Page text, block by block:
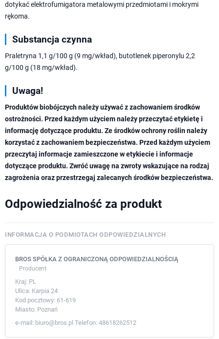
dotykać elektrofumigatora metalowymi przedmiotami i mokrymi
rękoma.
Substancja czynna
Praletryna 1,1 g/100 g (9 mg/wkład), butotlenek piperonylu 2,2
g/100 g (18 mg/wkład).
Uwaga!
Produktów biobójczych należy używać z zachowaniem środków
ostrożności. Przed każdym użyciem należy przeczytać etykietę i
informację dotyczące produktu. Ze środków ochrony roślin należy
korzystać z zachowaniem bezpieczeństwa. Przed każdym użyciem
przeczytaj informacje zamieszczone w etykiecie i informacje
dotyczące produktu. Zwróć uwagę na zwroty wskazujące na rodzaj
zagrożenia oraz przestrzegaj zalecanych środków bezpieczeństwa.
Odpowiedzialność za produkt
INFORMACJA O PODMIOTACH ODPOWIEDZIALNYCH
BROS SPÓŁKA Z OGRANICZONĄ ODPOWIEDZIALNOŚCIĄ
Producent
Kraj: PL
Ulica: Karpia 24
Kod pocztowy: 61-619
Miasto: Poznań
e-mail: biuro@bros.pl Telefon: 48618262512